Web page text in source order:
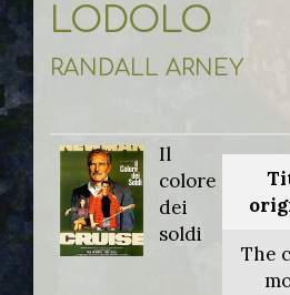
LODOLO
RANDALL ARNEY
Il
colore
dei
soldi
The